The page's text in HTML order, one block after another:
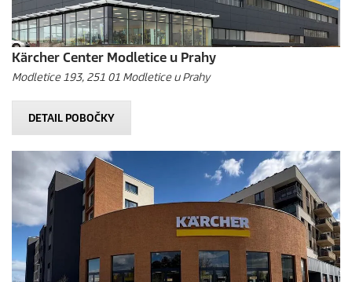
Kärcher Center Modletice u Prahy
Modletice 193, 251 01 Modletice u Prahy
DETAIL POBOČKY